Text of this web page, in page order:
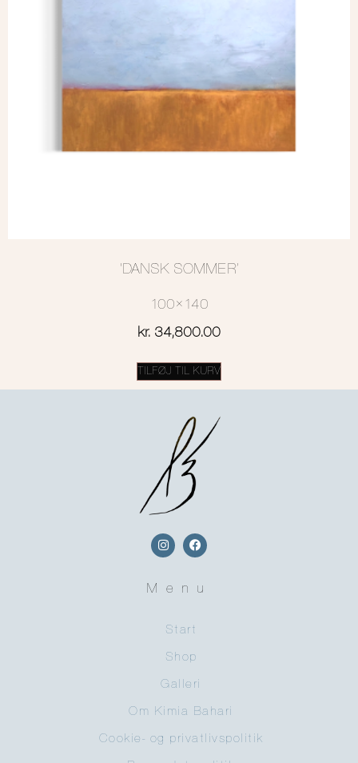
‘DANSK SOMMER’
100×140
kr. 34,800.00
TILFØJ TIL KURV
Menu
Start
Shop
Galleri
Om Kimia Bahari
Cookie- og privatlivspolitik